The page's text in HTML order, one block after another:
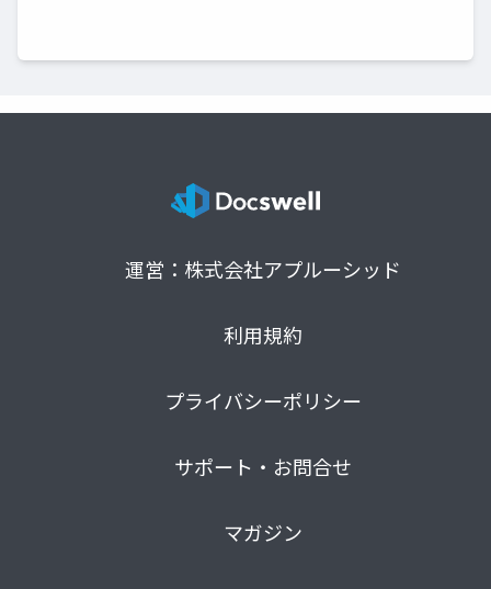
運営：株式会社アプルーシッド
利用規約
プライバシーポリシー
サポート・お問合せ
マガジン